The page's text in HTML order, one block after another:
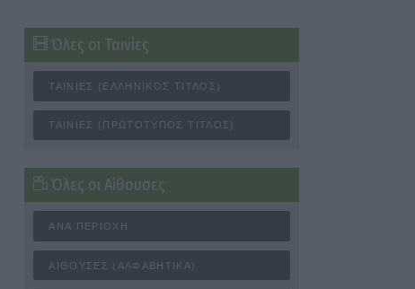
Όλες οι Ταινίες
ΤΑΙΝΊΕΣ (ΕΛΛΗΝΙΚΌΣ ΤΊΤΛΟΣ)
ΤΑΙΝΊΕΣ (ΠΡΩΤΌΤΥΠΟΣ ΤΊΤΛΟΣ)
Όλες οι Αίθουσες
ΑΝΆ ΠΕΡΙΟΧΉ
ΑΊΘΟΥΣΕΣ (ΑΛΦΑΒΗΤΙΚΆ)